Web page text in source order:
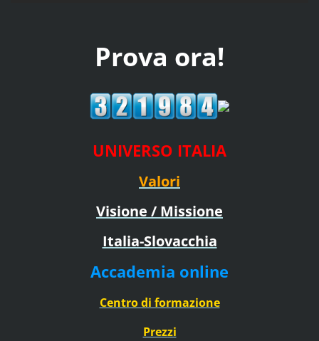
Prova ora!
UNIVERSO ITALIA
Valori
Visione / Missione
Italia-Slovacchia
Accademia online
Centro di formazione
Prezzi